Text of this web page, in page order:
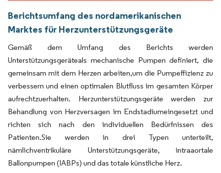
Berichtsumfang des nordamerikanischen
Marktes für Herzunterstützungsgeräte
Gemäß dem Umfang des Berichts werden
Unterstützungsgeräteals mechanische Pumpen definiert, die
gemeinsam mit dem Herzen arbeiten,um die Pumpeffizienz zu
verbessern und einen optimalen Blutfluss im gesamten Körper
aufrechtzuerhalten. Herzunterstützungsgeräte werden zur
Behandlung von Herzversagen im Endstadiumeingesetzt und
richten sich nach den individuellen Bedürfnissen des
Patienten.Sie werden in drei Typen unterteilt,
nämlichventrikuläre Unterstützungsgeräte, intraaortale
Ballonpumpen (IABPs) und das totale künstliche Herz.